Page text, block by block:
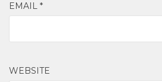
EMAIL *
WEBSITE